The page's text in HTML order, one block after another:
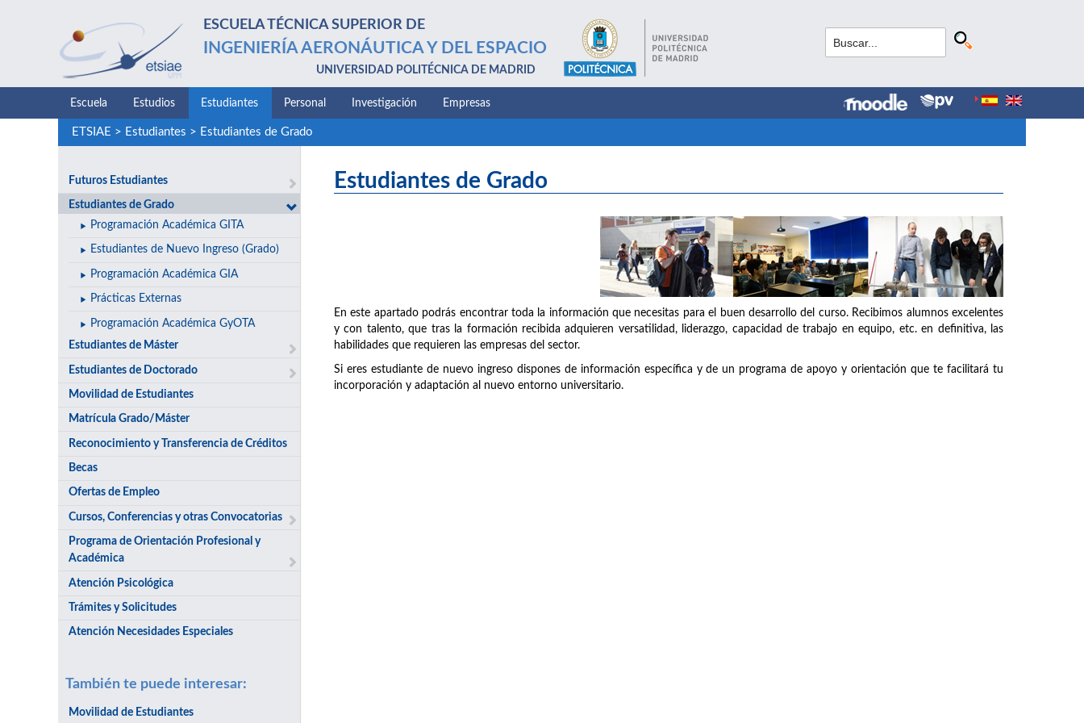
ESCUELA TÉCNICA SUPERIOR DE
INGENIERÍA AERONÁUTICA Y DEL ESPACIO
UNIVERSIDAD POLITÉCNICA DE MADRID
Escuela Estudios Estudiantes Personal Investigación Empresas
ETSIAE > Estudiantes > Estudiantes de Grado
Futuros Estudiantes
Estudiantes de Grado
Programación Académica GITA
Estudiantes de Nuevo Ingreso (Grado)
Programación Académica GIA
Prácticas Externas
Programación Académica GyOTA
Estudiantes de Máster
Estudiantes de Doctorado
Movilidad de Estudiantes
Matrícula Grado/Máster
Reconocimiento y Transferencia de Créditos
Becas
Ofertas de Empleo
Cursos, Conferencias y otras Convocatorias
Programa de Orientación Profesional y
Académica
Atención Psicológica
Trámites y Solicitudes
Atención Necesidades Especiales
También te puede interesar:
Movilidad de Estudiantes
Estudiantes de Grado
En este apartado podrás encontrar toda la información que necesitas para el buen desarrollo del curso. Recibimos alumnos excelentes
y con talento, que tras la formación recibida adquieren versatilidad, liderazgo, capacidad de trabajo en equipo, etc. en definitiva, las
habilidades que requieren las empresas del sector.
Si eres estudiante de nuevo ingreso dispones de información específica y de un programa de apoyo y orientación que te facilitará tu
incorporación y adaptación al nuevo entorno universitario.